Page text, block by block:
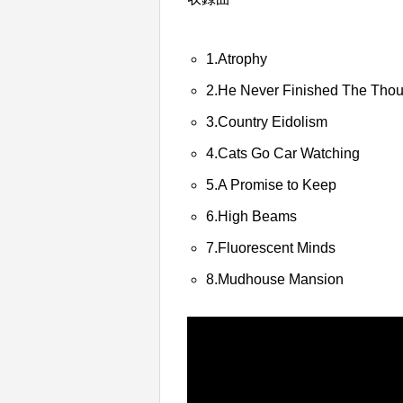
1.Atrophy
2.He Never Finished The
3.Country Eidolism
4.Cats Go Car Watching
5.A Promise to Keep
6.High Beams
7.Fluorescent Minds
8.Mudhouse Mansion